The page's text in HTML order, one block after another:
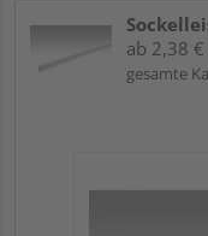
ab 2,38
gesamte